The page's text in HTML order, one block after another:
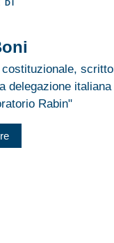
DI
delegazione
Rabin"